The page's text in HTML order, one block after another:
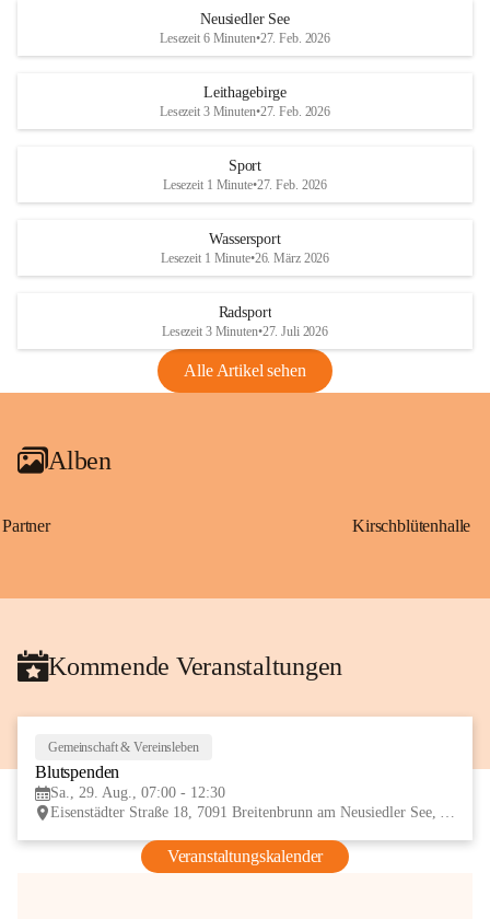
S
und den daraus folgenden wirtschaftlichen
Maßnahmen zur Bekämpfung
Rebe und der Amerikanischen
Anhang VBl. EU Nr. 18
1 Seite•1,4 MB
VBl. EU Nr. 18_2026
r
S
Neusiedler See
Lesezeit 6 Minuten•27. Feb. 2026
Leithagebirge
Lesezeit 3 Minuten•27. Feb. 2026
Sport
Lesezeit 1 Minute•27. Feb. 2026
Wassersport
Lesezeit 1 Minute•26. März 2026
Radsport
Lesezeit 3 Minuten•27. Juli 2026
Alle Artikel sehen
Alben
Partner Kirschblütenhalle
Kommende Veranstaltungen
Gemeinschaft & Vereinsleben
Blutspenden
Sa., 29. Aug., 07:00 - 12:30
Eisenstädter Straße 18, 7091 Breitenbrunn am Neusiedler See, AUT
Veranstaltungskalender